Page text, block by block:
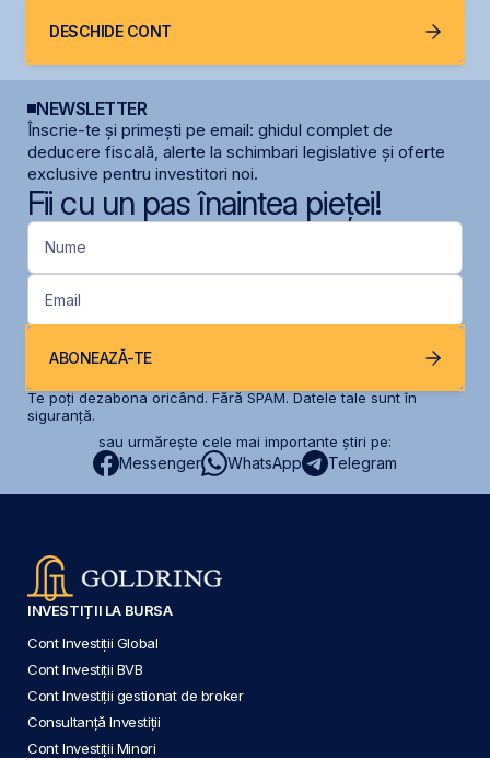
DESCHIDE CONT
NEWSLETTER
Înscrie-te și primești pe email: ghidul complet de
deducere fiscală, alerte la schimbari legislative și oferte
exclusive pentru investitori noi.
Fii cu un pas înaintea pieței!
Nume
Email
ABONEAZĂ-TE
Te poți dezabona oricând. Fără SPAM. Datele tale sunt în
siguranță.
sau urmărește cele mai importante știri pe:
Messenger WhatsApp Telegram
INVESTIȚII LA BURSA
Cont Investiții Global
Cont Investiții BVB
Cont Investiții gestionat de broker
Consultanță Investiții
Cont Investiții Minori